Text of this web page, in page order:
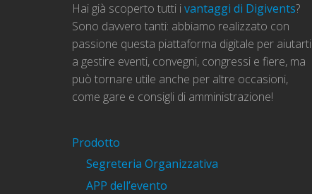
Hai già scoperto tutti ivantaggi di Digivents?
Sono davvero tanti: abbiamo realizzato con
passione questa piattaforma digitale per aiutarti
a gestire eventi, convegni, congressi e fiere, ma
può tornare utile anche per altre occasioni,
come gare e consigli di amministrazione!
Prodotto
Segreteria Organizzativa
APP dell’evento